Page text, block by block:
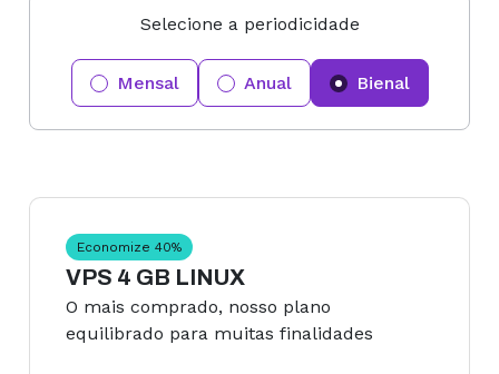
Selecione a periodicidade
Mensal Anual Bienal
Economize 40%
VPS 4 GB LINUX
O mais comprado, nosso plano
equilibrado para muitas finalidades